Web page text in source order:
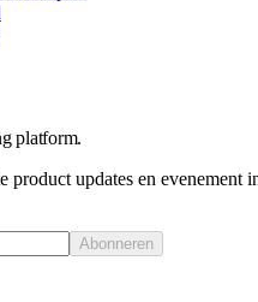
platform.
product updates en evenement
Abonneren